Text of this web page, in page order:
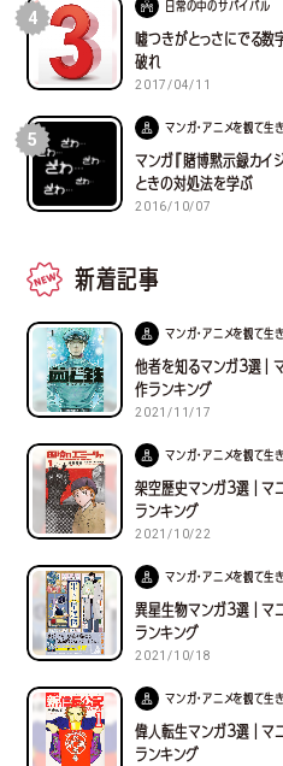
4
日常の中のサバイバル
嘘つきがとっさにでる数
破れ
2017/04/11
5
マンガ・アニメを観て生き
マンガ『賭博黙示録カイ
ときの対処法を学ぶ
2016/10/07
新着記事
マンガ・アニメを観て生き
他者を知るマンガ３選
作ランキング
2021/11/17
マンガ・アニメを観て生き
架空歴史マンガ３選｜
ランキング
2021/10/22
マンガ・アニメを観て生き
異星生物マンガ３選｜
ランキング
2021/10/18
マンガ・アニメを観て生き
偉人転生マンガ３選｜
ランキング